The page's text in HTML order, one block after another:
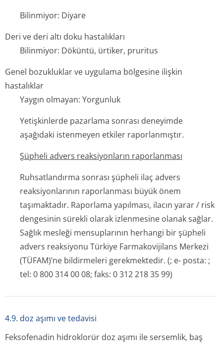
Bilinmiyor: Diyare
Deri ve deri altı doku hastalıkları
Bilinmiyor: Döküntü, ürtiker, pruritus
Genel bozukluklar ve uygulama bölgesine ilişkin
hastalıklar
Yaygın olmayan: Yorgunluk
Yetişkinlerde pazarlama sonrası deneyimde
aşağıdaki istenmeyen etkiler raporlanmıştır.
Şüpheli advers reaksiyonların raporlanması
Ruhsatlandırma sonrası şüpheli ilaç advers
reaksiyonlarının raporlanması büyük önem
taşımaktadır. Raporlama yapılması, ilacın yarar / risk
dengesinin sürekli olarak izlenmesine olanak sağlar.
Sağlık mesleği mensuplarının herhangi bir şüpheli
advers reaksiyonu Türkiye Farmakovijilans Merkezi
(TÜFAM)’ne bildirmeleri gerekmektedir. (; e- posta: ;
tel: 0 800 314 00 08; faks: 0 312 218 35 99)
4.9. doz aşımı ve tedavisi
Feksofenadin hidroklorür doz aşımı ile sersemlik, baş